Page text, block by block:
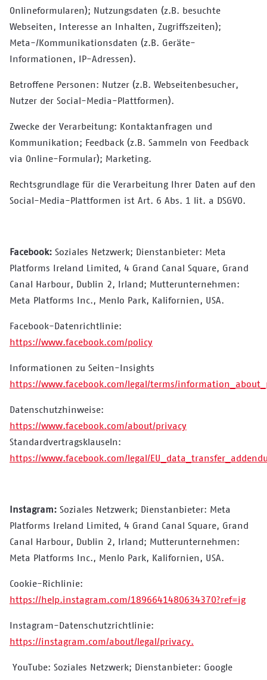
Onlineformularen); Nutzungsdaten (z.B. besuchte
Webseiten, Interesse an Inhalten, Zugriffszeiten);
Meta-/Kommunikationsdaten (z.B. Geräte-
Informationen, IP-Adressen).
Betroffene Personen: Nutzer (z.B. Webseitenbesucher,
Nutzer der Social-Media-Plattformen).
Zwecke der Verarbeitung: Kontaktanfragen und
Kommunikation; Feedback (z.B. Sammeln von Feedback
via Online-Formular); Marketing.
Rechtsgrundlage für die Verarbeitung Ihrer Daten auf den
Social-Media-Plattformen ist Art. 6 Abs. 1 lit. a DSGVO.
Facebook: Soziales Netzwerk; Dienstanbieter: Meta
Platforms Ireland Limited, 4 Grand Canal Square, Grand
Canal Harbour, Dublin 2, Irland; Mutterunternehmen:
Meta Platforms Inc., Menlo Park, Kalifornien, USA.
Facebook-Datenrichtlinie:
https://www.facebook.com/policy
Informationen zu Seiten-Insights
https://www.facebook.com/legal/terms/
Datenschutzhinweise:
https://www.facebook.com/about/privacy
Standardvertragsklauseln:
https://www.facebook.com/legal/
Instagram: Soziales Netzwerk; Dienstanbieter: Meta
Platforms Ireland Limited, 4 Grand Canal Square, Grand
Canal Harbour, Dublin 2, Irland; Mutterunternehmen:
Meta Platforms Inc., Menlo Park, Kalifornien, USA.
Cookie-Richlinie:
https://help.instagram.com/1896641480634370?ref=ig
Instagram-Datenschutzrichtlinie:
https://instagram.com/about/legal/privacy.
YouTube: Soziales Netzwerk; Dienstanbieter: Google